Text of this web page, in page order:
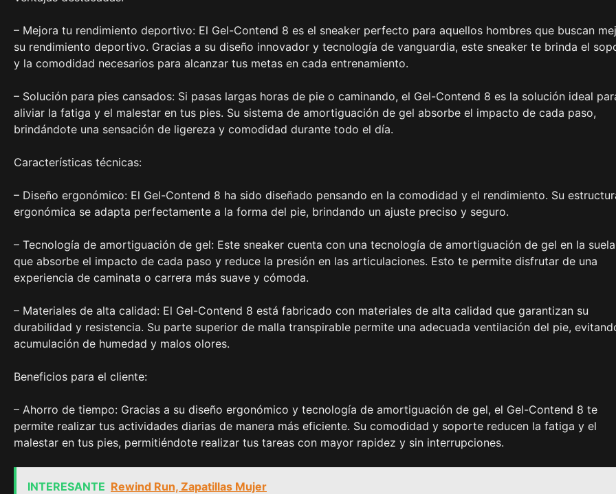
– Mejora tu rendimiento deportivo: El Gel-Contend 8 es el sneaker perfecto para aquellos hombres que buscan
su rendimiento deportivo. Gracias a su diseño innovador y tecnología de vanguardia, este sneaker te brinda el
y la comodidad necesarios para alcanzar tus metas en cada entrenamiento.
– Solución para pies cansados: Si pasas largas horas de pie o caminando, el Gel-Contend 8 es la solución ideal
aliviar la fatiga y el malestar en tus pies. Su sistema de amortiguación de gel absorbe el impacto de cada paso,
brindándote una sensación de ligereza y comodidad durante todo el día.
Características técnicas:
– Diseño ergonómico: El Gel-Contend 8 ha sido diseñado pensando en la comodidad y el rendimiento. Su
ergonómica se adapta perfectamente a la forma del pie, brindando un ajuste preciso y seguro.
– Tecnología de amortiguación de gel: Este sneaker cuenta con una tecnología de amortiguación de gel en la
que absorbe el impacto de cada paso y reduce la presión en las articulaciones. Esto te permite disfrutar de una
experiencia de caminata o carrera más suave y cómoda.
– Materiales de alta calidad: El Gel-Contend 8 está fabricado con materiales de alta calidad que garantizan su
durabilidad y resistencia. Su parte superior de malla transpirable permite una adecuada ventilación del pie,
acumulación de humedad y malos olores.
Beneficios para el cliente:
– Ahorro de tiempo: Gracias a su diseño ergonómico y tecnología de amortiguación de gel, el Gel-Contend 8 te
permite realizar tus actividades diarias de manera más eficiente. Su comodidad y soporte reducen la fatiga y el
malestar en tus pies, permitiéndote realizar tus tareas con mayor rapidez y sin interrupciones.
INTERESANTE Rewind Run, Zapatillas Mujer